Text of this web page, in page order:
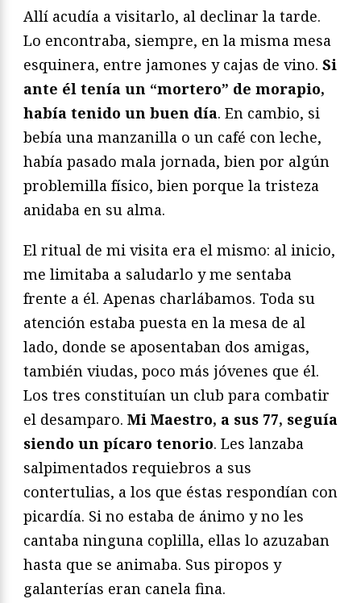
Allí acudía a visitarlo, al declinar la tarde.
Lo encontraba, siempre, en la misma mesa
esquinera, entre jamones y cajas de vino. Si
ante él tenía un “mortero” de morapio,
había tenido un buen día. En cambio, si
bebía una manzanilla o un café con leche,
había pasado mala jornada, bien por algún
problemilla físico, bien porque la tristeza
anidaba en su alma.
El ritual de mi visita era el mismo: al inicio,
me limitaba a saludarlo y me sentaba
frente a él. Apenas charlábamos. Toda su
atención estaba puesta en la mesa de al
lado, donde se aposentaban dos amigas,
también viudas, poco más jóvenes que él.
Los tres constituían un club para combatir
el desamparo. Mi Maestro, a sus 77, seguía
siendo un pícaro tenorio. Les lanzaba
salpimentados requiebros a sus
contertulias, a los que éstas respondían con
picardía. Si no estaba de ánimo y no les
cantaba ninguna coplilla, ellas lo azuzaban
hasta que se animaba. Sus piropos y
galanterías eran canela fina.